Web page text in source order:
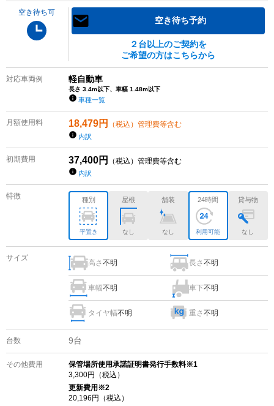
空き待ち可
空き待ち予約
２台以上のご契約を
ご希望の方はこちらから
対応車両例 軽自動車
長さ 3.4m以下、車幅 1.48m以下
車種一覧
月額使用料 18,479円 （税込）管理費等含む
内訳
初期費用 37,400円 （税込）管理費等含む
内訳
特徴 種別
平置き
屋根
なし
舗装
なし
24時間
利用可能
貸与物
なし
サイズ
高さ不明 長さ不明
車幅不明 車下不明
タイヤ幅不明 重さ不明
台数 9台
その他費用
保管場所使用承諾証明書発行手数料※1
3,300円（税込）
更新費用 ※2
20,196 円（税込）